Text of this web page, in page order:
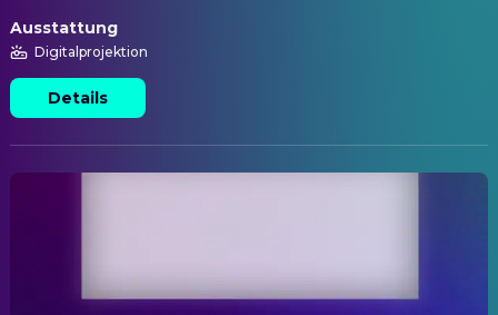
Ausstattung
Digitalprojektion
Details